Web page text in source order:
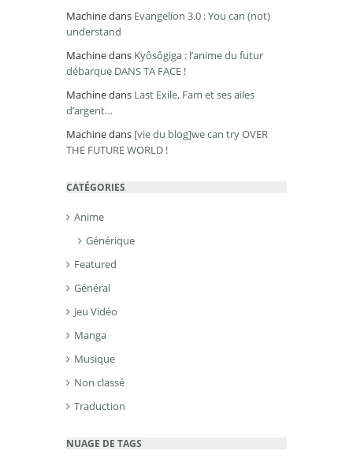
Machinedans Evangelion 3.0 : You can (not)
understand
Machinedans Kyôsôgiga : l’anime du futur
débarque DANS TA FACE !
Machinedans Last Exile, Fam et ses ailes
d’argent…
Machinedans [vie du blog]we can try OVER
THE FUTURE WORLD !
CATÉGORIES
Anime
Générique
Featured
Général
Jeu Vidéo
Manga
Musique
Non classé
Traduction
NUAGE DE TAGS